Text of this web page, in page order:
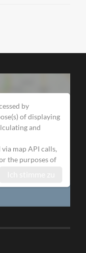
by
ofdisplaying
and
map API calls,
the purposes of